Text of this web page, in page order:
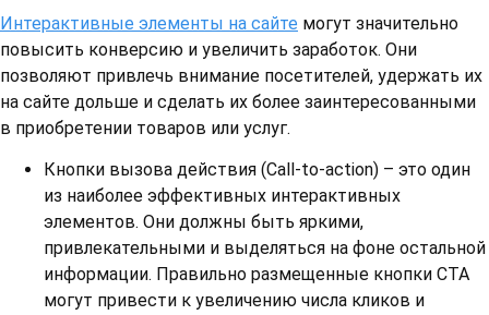
Интерактивные элементы на сайте могут значительно
повысить конверсию и увеличить заработок. Они
позволяют привлечь внимание посетителей, удержать их
на сайте дольше и сделать их более заинтересованными
в приобретении товаров или услуг.
Кнопки вызова действия (Call-to-action) – это один
из наиболее эффективных интерактивных
элементов. Они должны быть яркими,
привлекательными и выделяться на фоне остальной
информации. Правильно размещенные кнопки CTA
могут привести к увеличению числа кликов и